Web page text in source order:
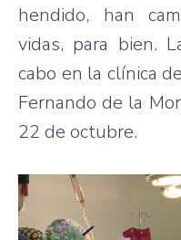
hendido, han
vidas, para bien.
cabo en la clínica
Fernando de la
22 de octubre.